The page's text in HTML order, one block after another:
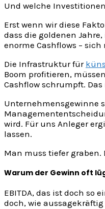
Und welche
Erst wenn wir diese
dass die goldenen
enorme Cashflows –
Die Infrastruktur für
Boom profitieren,
Cashflow schrumpft.
Unternehmensgewinne
wird. Für uns Anleger
lassen.
Man muss tiefer graben.
Warum der Gewinn oft
EBITDA, das ist doch so
doch, wie